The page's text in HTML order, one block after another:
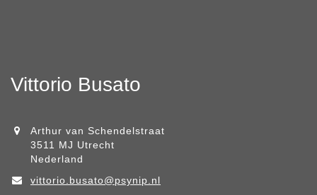
Vittorio Busato
Arthur van Schendelstraat
3511 MJ Utrecht
Nederland
vittorio.busato@psynip.nl